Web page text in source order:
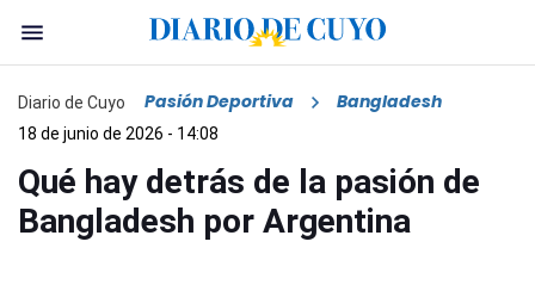
Diario de Cuyo Pasión Deportiva Bangladesh
18 de junio de 2026 - 14:08
Qué hay detrás de la pasión de
Bangladesh por Argentina